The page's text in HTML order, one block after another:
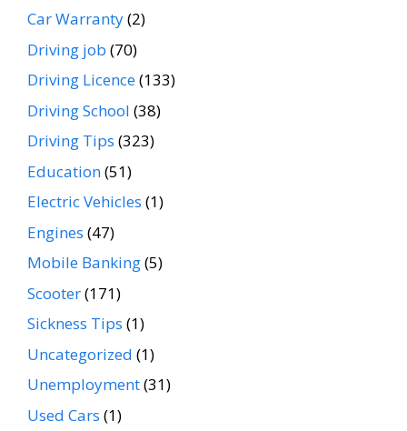
Car Warranty(2)
Driving job (70)
Driving Licence(133)
Driving School (38)
Driving Tips (323)
Education(51)
Electric Vehicles (1)
Engines (47)
Mobile Banking(5)
Scooter(171)
Sickness Tips (1)
Uncategorized (1)
Unemployment(31)
Used Cars (1)